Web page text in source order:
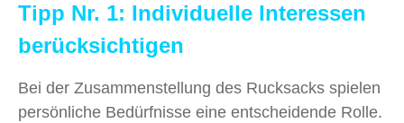
Tipp Nr. 1: Individuelle Interessen
berücksichtigen
Bei der Zusammenstellung des Rucksacks spielen
persönliche Bedürfnisse eine entscheidende Rolle.